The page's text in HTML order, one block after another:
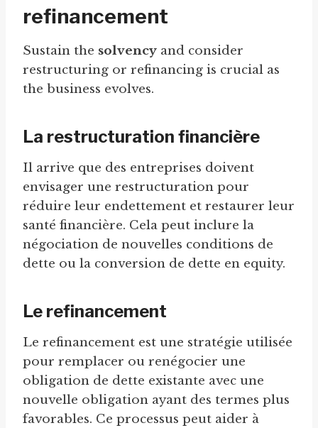
refinancement
Sustain the solvency and consider
restructuring or refinancing is crucial as
the business evolves.
La restructuration financière
Il arrive que des entreprises doivent
envisager une restructuration pour
réduire leur endettement et restaurer leur
santé financière. Cela peut inclure la
négociation de nouvelles conditions de
dette ou la conversion de dette en equity.
Le refinancement
Le refinancement est une stratégie utilisée
pour remplacer ou renégocier une
obligation de dette existante avec une
nouvelle obligation ayant des termes plus
favorables. Ce processus peut aider à